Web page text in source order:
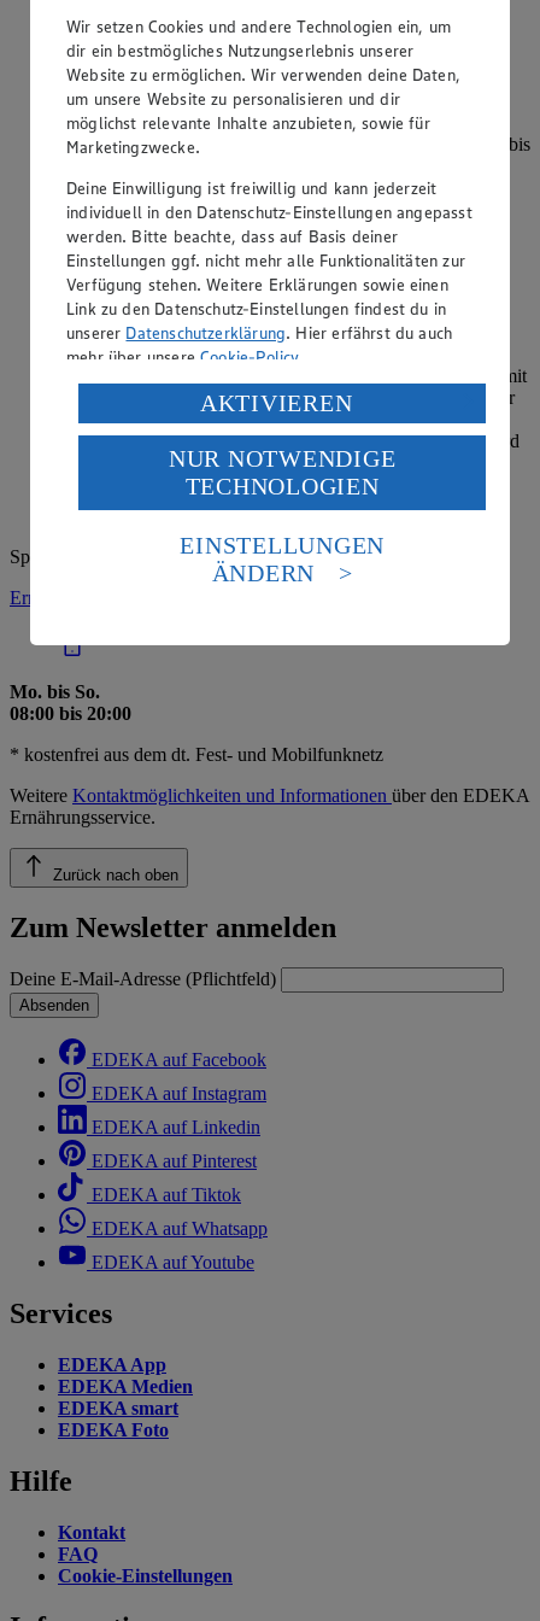
Kategorie:Kochen
Wenn man Pommes vorfrittiert, bekommt man eine richtig
leckere Kruste. Zunächst sollten sie bei niedrigen
Temperaturen von ca. 140 Grad Celsius vorgegart werden, bis
Anschließend die Pommes he…
weiterlesen
Wie macht man Omelette?
Kategorie:Kochen
Für ein klassisches Omelette zwei bis drei Eier verquirlen, mit
Salz und Pfeffer würzen und in einer Pfanne mit Butter oder
Öl bei mittlerer Hitze stocken lassen. Die Masse dabei zur
Mitte schieben, damit alles gleichmäßig gart. Ist sie fest, wird
weiterlesen
Spezielle Frage? Unser Ernährungsservice hilft gern:
Ernährungsservice anrufen:
Mo. bis So.
08:00 bis 20:00
* kostenfrei aus dem dt. Fest- und Mobilfunknetz
Weitere Kontaktmöglichkeiten und Informationen über den EDEKA
Ernährungsservice.
Zurück nach oben
Zum Newsletter anmelden
Deine E-Mail-Adresse (Pflichtfeld)
Absenden
EDEKA auf Facebook
EDEKA auf Instagram
EDEKA auf Linkedin
EDEKA auf Pinterest
EDEKA auf Tiktok
EDEKA auf Whatsapp
EDEKA auf Youtube
Services
EDEKA App
EDEKA Medien
EDEKA smart
EDEKA Foto
Hilfe
Kontakt
FAQ
Cookie-Einstellungen
Wir setzen Cookies und andere Technologien ein, um
dir ein bestmögliches Nutzungserlebnis unserer
Website zu ermöglichen. Wir verwenden deine Daten,
um unsere Website zu personalisieren und dir
möglichst relevante Inhalte anzubieten, sowie für
Marketingzwecke.
Deine Einwilligung ist freiwillig und kann jederzeit
individuell in den Datenschutz-Einstellungen angepasst
werden. Bitte beachte, dass auf Basis deiner
Einstellungen ggf. nicht mehr alle Funktionalitäten zur
Verfügung stehen. Weitere Erklärungen sowie einen
Link zu den Datenschutz-Einstellungen findest du in
unserer Datenschutzerklärung. Hier erfährst du auch
mehr über unsereCookie-Policy.
Verarbeitung deiner personenbezogenen Daten in den
USA durch Facebook und YouTube:
Wenn du auf „Aktivieren“ klickst, willigst du im Sinne
des Art. 49 Abs. 1 Satz 1 lit. a) DSGVO ein, dass deine
Daten in den USA verarbeitet werden. Der EuGH sieht
die USA als Land mit einem nach europäischen
Standards nicht angemessenen Datenschutzniveau an.
Es besteht das Risiko eines Zugriffs durch US-
Informationen zum Herausgeber der Seite findest du
AKTIVIEREN
NUR NOTWENDIGE
TECHNOLOGIEN
EINSTELLUNGEN
ÄNDERN